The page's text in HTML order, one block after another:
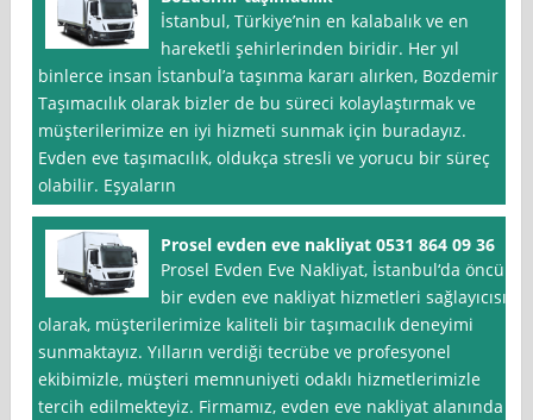
İstanbul, Türkiye’nin en kalabalık ve en
hareketli şehirlerinden biridir. Her yıl
binlerce insan İstanbul’a taşınma kararı alırken, Bozdemir
Taşımacılık olarak bizler de bu süreci kolaylaştırmak ve
müşterilerimize en iyi hizmeti sunmak için buradayız.
Evden eve taşımacılık, oldukça stresli ve yorucu bir süreç
olabilir. Eşyaların
Prosel evden eve nakliyat 0531 864 09 36
Prosel Evden Eve Nakliyat, İstanbul‘da öncü
bir evden eve nakliyat hizmetleri sağlayıcısı
olarak, müşterilerimize kaliteli bir taşımacılık deneyimi
sunmaktayız. Yılların verdiği tecrübe ve profesyonel
ekibimizle, müşteri memnuniyeti odaklı hizmetlerimizle
tercih edilmekteyiz. Firmamız, evden eve nakliyat alanında